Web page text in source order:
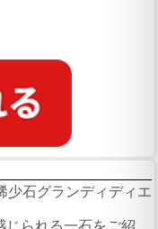
少石グランディディエ
じられる一石をご紹